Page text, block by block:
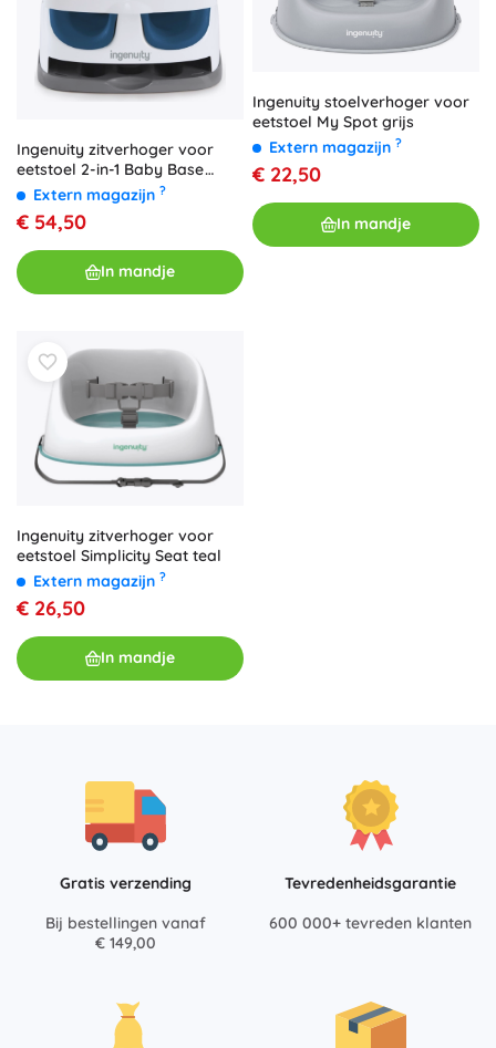
Ingenuity zitverhoger voor
eetstoel 2-in-1 Baby Base
Night Sky
Extern magazijn ?
€ 54,50
In mandje
Ingenuity stoelverhoger voor
eetstoel My Spot grijs
Extern magazijn ?
€ 22,50
In mandje
Ingenuity zitverhoger voor
eetstoel Simplicity Seat teal
Extern magazijn ?
€ 26,50
In mandje
Gratis verzending
Bij bestellingen vanaf
€ 149,00
Tevredenheidsgarantie
600 000+ tevreden klanten